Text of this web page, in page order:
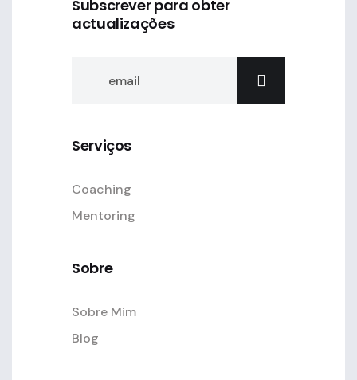
Subscrever para obter
actualizações
Serviços
Coaching
Mentoring
Sobre
Sobre Mim
Blog